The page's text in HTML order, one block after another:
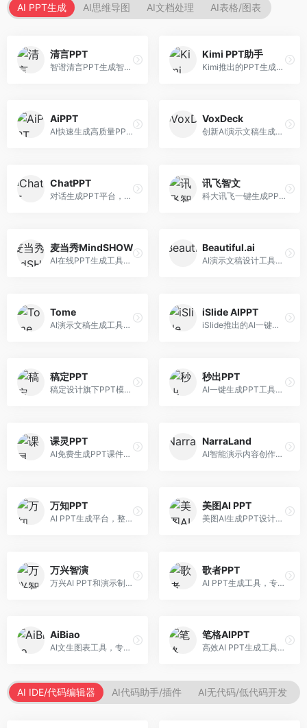
AI PPT生成 AI思维导图 AI文档处理 AI表格/图表
清言PPT
智谱清言PPT生成智能体，基于GLM大模型。面向智谱用户，支持对话生成PPT、内容优化等服务，与智谱生态深度整合。
Kimi PPT助手
Kimi推出的PPT生成智能体，整合长文本处理能力。面向职场人士和学生，支持文档解析、PPT生成、内容优化等服务，与Kimi生态深度整合。
AiPPT
AI快速生成高质量PPT平台，支持主题定制。面向职场人士和学生，提供一键生成、模板选择、内容优化等服务，PPT制作速度快，设计质量高。
VoxDeck
创新AI演示文稿生成工具，支持语音交互创作。面向职场人士，支持语音输入、PPT生成、内容优化等功能，语音创作体验便捷。
ChatPPT
对话生成PPT平台，支持自然语言交互创作。面向职场人士和教育工作者，通过对话方式完成PPT制作，交互体验友好，创作过程直观。
讯飞智文
科大讯飞一键生成PPT和Word工具，整合语音技术。面向职场人士，支持语音输入、文档生成、格式调整等功能，办公效率显著提升。
麦当秀MindSHOW
AI在线PPT生成工具，支持思维导图转PPT。面向职场人士，提供思维导图导入、PPT生成、模板选择等服务，思维导图转PPT效率高。
Beautiful.ai
AI演示文稿设计工具，专注于自动化设计排版。面向职场人士，提供智能排版、模板选择、设计优化等服务，设计美观度高。
Tome
AI演示文稿生成工具，专注于故事化演示创作。面向创业者和营销人员，提供故事叙述、视觉设计、内容生成等服务，演示文稿叙事性强。
iSlide AIPPT
iSlide推出的AI一键设计精美PPT工具。面向PPT设计用户，提供模板库、内容生成、设计优化等服务，与iSlide插件深度整合。
稿定PPT
稿定设计旗下PPT模板资源库，整合AI生成功能。面向设计师和职场人士，提供海量PPT模板、AI内容生成等服务，模板质量高。
秒出PPT
AI一键生成PPT工具，专注于快速演示文稿制作。面向职场人士，支持主题输入、内容生成、模板套用等功能，PPT生成速度快，适合紧急制作场景。
课灵PPT
AI免费生成PPT课件平台，专注于教育场景。面向教师和教育工作者，提供课件生成、教学设计、模板选择等服务，教育适配性强。
NarraLand
AI智能演示内容创作平台，专注于叙事演示。面向内容创作者，提供故事创作、演示生成、动画设计等服务，演示内容生动有趣。
万知PPT
AI PPT生成平台，整合知识库与创作功能。面向职场人士，支持内容检索、PPT生成、设计优化等服务，知识整合能力强。
美图AI PPT
美图AI生成PPT设计工具，整合图像处理能力。面向设计师和职场人士，提供PPT生成、图片美化、设计优化等服务，视觉设计美观。
万兴智演
万兴AI PPT和演示制作软件，整合视频演示功能。面向职场人士和教育工作者，提供PPT生成、演示录制、视频制作等服务，演示功能完善。
歌者PPT
AI PPT生成工具，专注于演示文稿智能创作。面向职场人士，支持主题输入、内容生成、设计美化等功能，PPT制作效率高。
AiBiao
AI文生图表工具，专注于数据可视化展示。面向数据分析师和职场人士，提供图表生成、数据可视化、PPT嵌入等服务，数据展示专业。
笔格AIPPT
高效AI PPT生成工具，专注于演示文稿智能创作。面向职场人士，支持主题输入、内容生成、设计美化等功能，PPT制作效率高。
AI IDE/代码编辑器 AI代码助手/插件 AI无代码/低代码开发